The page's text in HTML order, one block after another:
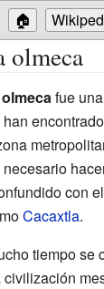
🏠
olmeca
fue una
con
Cacaxtla.
tiempo se